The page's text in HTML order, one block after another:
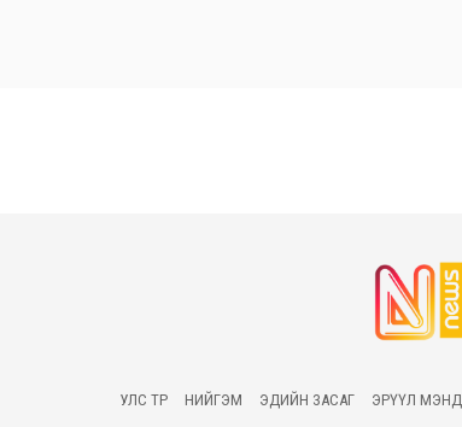
УЛС ТӨР НИЙГЭМ ЭДИЙН ЗАСАГ ЭРҮҮЛ МЭНД